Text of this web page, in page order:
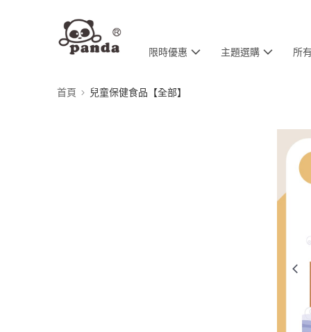
限時優惠 主題選購 所
首頁 兒童保健食品【全部】